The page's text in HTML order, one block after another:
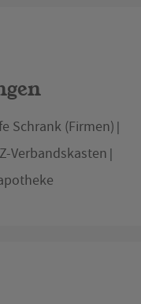
Schrank (Firmen)
Verbandskasten